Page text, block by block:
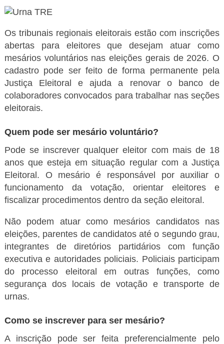
Os tribunais regionais eleitorais estão com inscrições
abertas para eleitores que desejam atuar como
mesários voluntários nas eleições gerais de 2026. O
cadastro pode ser feito de forma permanente pela
Justiça Eleitoral e ajuda a renovar o banco de
colaboradores convocados para trabalhar nas seções
eleitorais.
Quem pode ser mesário voluntário?
Pode se inscrever qualquer eleitor com mais de 18
anos que esteja em situação regular com a Justiça
Eleitoral. O mesário é responsável por auxiliar o
funcionamento da votação, orientar eleitores e
fiscalizar procedimentos dentro da seção eleitoral.
Não podem atuar como mesários candidatos nas
eleições, parentes de candidatos até o segundo grau,
integrantes de diretórios partidários com função
executiva e autoridades policiais. Policiais participam
do processo eleitoral em outras funções, como
segurança dos locais de votação e transporte de
urnas.
Como se inscrever para ser mesário?
A inscrição pode ser feita preferencialmente pelo